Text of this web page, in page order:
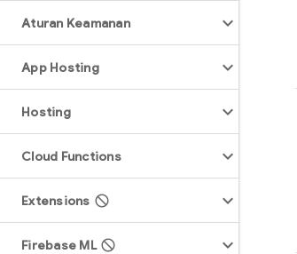
Aturan Keamanan
App Hosting
Hosting
Cloud Functions
Extensions
Firebase ML